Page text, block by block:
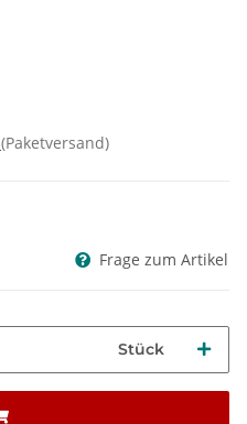
(Paketversand)
Frage zum Artikel
Stück